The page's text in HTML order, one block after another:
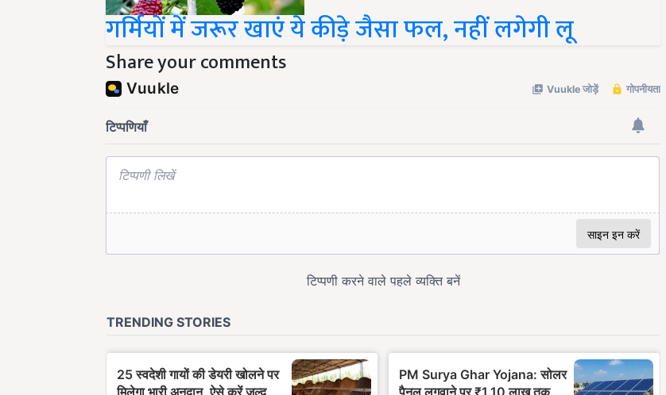
गर्मियों में जरूर खाएं ये कीड़े जैसा फल, नहीं लगेगी लू
Share your comments